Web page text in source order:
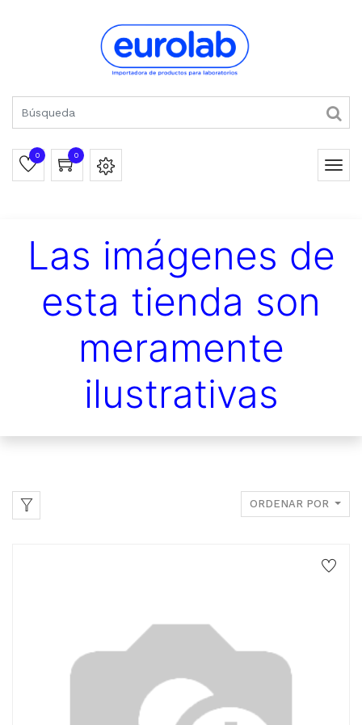
0 0
Las imágenes de
esta tienda son
meramente
ilustrativas
ORDENAR POR